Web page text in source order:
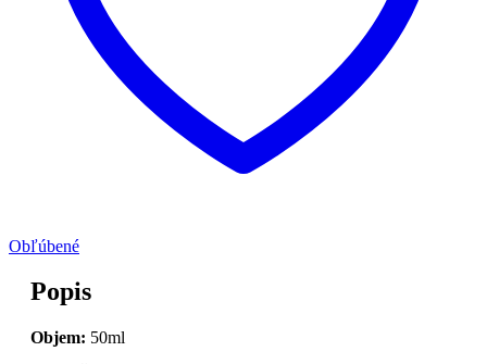
Obľúbené
Popis
Objem: 50ml